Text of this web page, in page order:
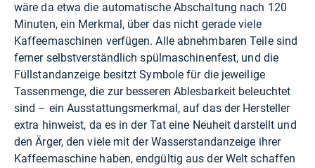
wäre da etwa die automatische Abschaltung nach 120
Minuten, ein Merkmal, über das nicht gerade viele
Kaffeemaschinen verfügen. Alle abnehmbaren Teile sind
ferner selbstverständlich spülmaschinenfest, und die
Füllstandanzeige besitzt Symbole für die jeweilige
Tassenmenge, die zur besseren Ablesbarkeit beleuchtet
sind – ein Ausstattungsmerkmal, auf das der Hersteller
extra hinweist, da es in der Tat eine Neuheit darstellt und
den Ärger, den viele mit der Wasserstandanzeige ihrer
Kaffeemaschine haben, endgültig aus der Welt schaffen